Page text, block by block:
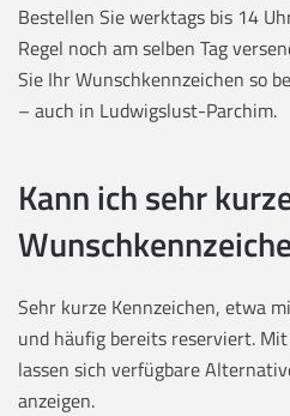
Bestellen Sie werktags bis 14
Regel noch am selben Tag
Sie Ihr Wunschkennzeichen so
– auch in Ludwigslust-Parchim.
Kann ich sehr
Sehr kurze Kennzeichen, etwa
und häufig bereits reserviert.
lassen sich verfügbare
anzeigen.